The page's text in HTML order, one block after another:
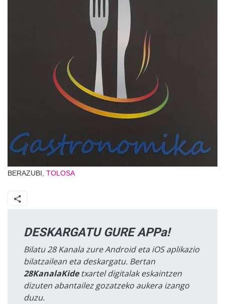
BERAZUBI, TOLOSA
DESKARGATU GURE APPa!
Bilatu 28 Kanala zure Android eta iOS aplikazio
bilatzailean eta deskargatu. Bertan
28KanalaKidetxartel digitalak eskaintzen
dizuten abantailez gozatzeko aukera izango
duzu.